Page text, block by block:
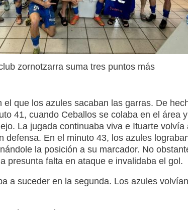
zornotzarra suma tres puntos más
que los azules sacaban las garras. De
41, cuando Ceballos se colaba en el área y
La jugada continuaba viva e Ituarte volvía
defensa. En el minuto 43, los azules
la posición a su marcador. No
presunta falta en ataque e invalidaba el gol.
a suceder en la segunda. Los azules volvían